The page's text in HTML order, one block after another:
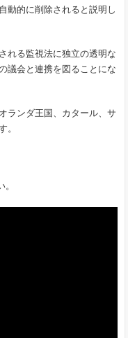
動的に削除されると説明し
れる監視法に独立の透明な
議会と連携を図ることにな
ランダ王国、カタール、サ
。